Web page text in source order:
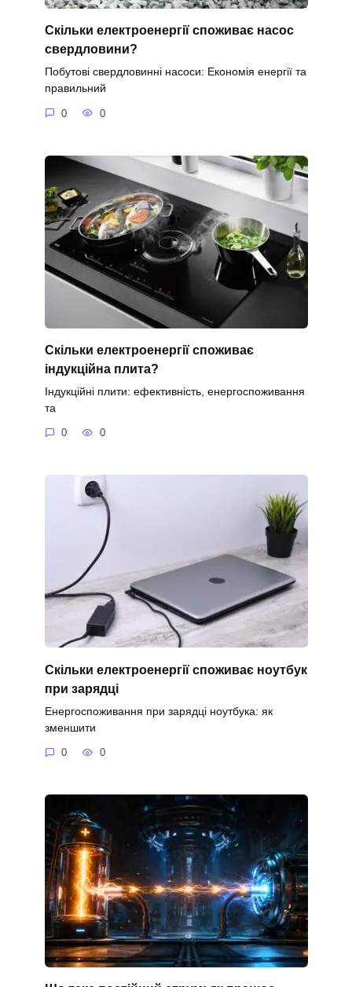
Скільки електроенергії споживає насос
свердловини?
Побутові свердловинні насоси: Економія енергії та
правильний
0 0
Скільки електроенергії споживає
індукційна плита?
Індукційні плити: ефективність, енергоспоживання
та
0 0
Скільки електроенергії споживає ноутбук
при зарядці
Енергоспоживання при зарядці ноутбука: як
зменшити
0 0